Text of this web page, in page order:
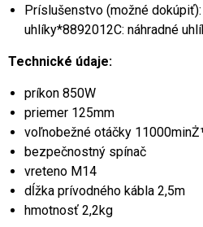
Príslušenstvo (možné
uhlíky*8892012C: náhradné
Technické údaje:
príkon 850W
priemer 125mm
voľnobežné otáčky 11000minŻ¹
bezpečnostný spínač
vreteno M14
dĺžka prívodného kábla 2,5m
hmotnosť 2,2kg